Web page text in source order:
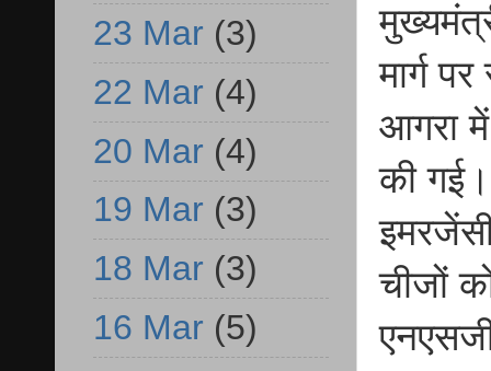
मार्ग
आगरा
की
चीजों
23 Mar (3)
22 Mar (4)
20 Mar (4)
19 Mar (3)
18 Mar (3)
16 Mar (5)